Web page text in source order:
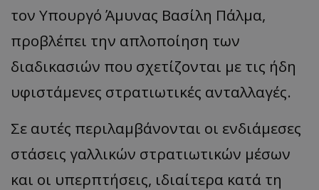
τον Yπουργό Άμυνας Βασίλη Πάλμα,
προβλέπει την απλοποίηση των
διαδικασιών που σχετίζονται με τις ήδη
υφιστάμενες στρατιωτικές ανταλλαγές.
Σε αυτές περιλαμβάνονται οι ενδιάμεσες
στάσεις γαλλικών στρατιωτικών μέσων
και οι υπερπτήσεις, ιδιαίτερα κατά τη